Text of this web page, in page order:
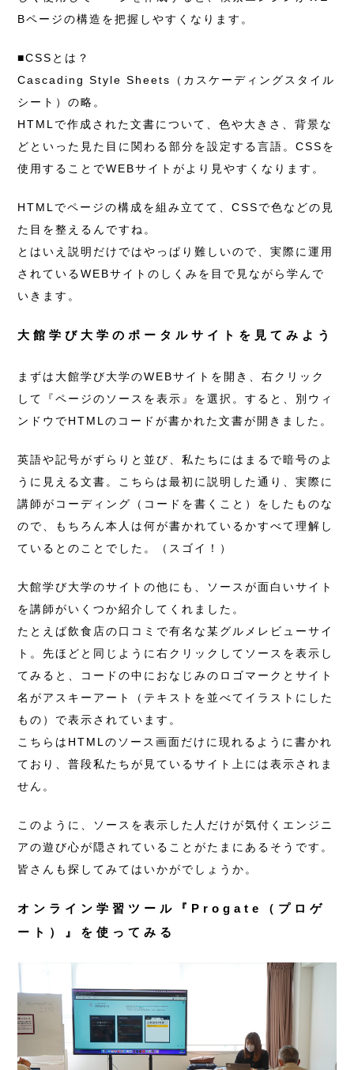
Bページの構造を把握しやすくなります。
■CSSとは？
Cascading Style Sheets（カスケーディングスタイル
シート）の略。
HTMLで作成された文書について、色や大きさ、背景な
どといった見た目に関わる部分を設定する言語。CSSを
使用することでWEBサイトがより見やすくなります。
HTMLでページの構成を組み立てて、CSSで色などの見
た目を整えるんですね。
とはいえ説明だけではやっぱり難しいので、実際に運用
されているWEBサイトのしくみを目で見ながら学んで
いきます。
大館学び大学のポータルサイトを見てみよう
まずは大館学び大学のWEBサイトを開き、右クリック
して『ページのソースを表示』を選択。すると、別ウィ
ンドウでHTMLのコードが書かれた文書が開きました。
英語や記号がずらりと並び、私たちにはまるで暗号のよ
うに見える文書。こちらは最初に説明した通り、実際に
講師がコーディング（コードを書くこと）をしたものな
ので、もちろん本人は何が書かれているかすべて理解し
ているとのことでした。（スゴイ！）
大館学び大学のサイトの他にも、ソースが面白いサイト
を講師がいくつか紹介してくれました。
たとえば飲食店の口コミで有名な某グルメレビューサイ
ト。先ほどと同じように右クリックしてソースを表示し
てみると、コードの中におなじみのロゴマークとサイト
名がアスキーアート（テキストを並べてイラストにした
もの）で表示されています。
こちらはHTMLのソース画面だけに現れるように書かれ
ており、普段私たちが見ているサイト上には表示されま
せん。
このように、ソースを表示した人だけが気付くエンジニ
アの遊び心が隠されていることがたまにあるそうです。
皆さんも探してみてはいかがでしょうか。
オンライン学習ツール『Progate（プロゲ
ート）』を使ってみる